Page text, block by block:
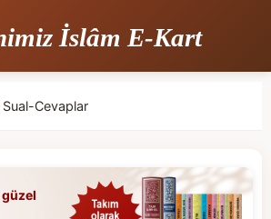
İslâm E-Kart
Sual-Cevaplar